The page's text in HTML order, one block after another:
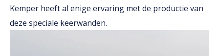
Kemper heeft al enige ervaring met de productie van
deze speciale keerwanden.